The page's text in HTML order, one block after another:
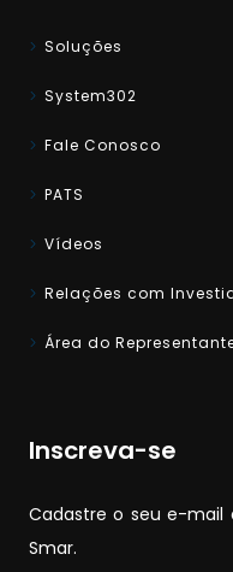
Soluções
System302
Fale Conosco
PATS
Vídeos
Relações com
Área do
Inscreva-se
Cadastre o seu e-mail
Smar.